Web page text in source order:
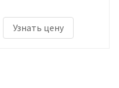
Узнать цену